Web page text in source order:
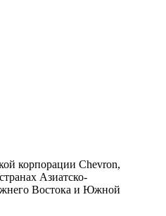
корпорации Chevron,
Азиатско-
Востока и Южной